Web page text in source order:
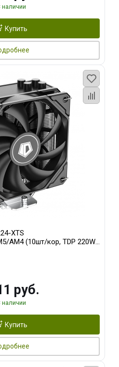
наличии
Купить
XTS
AM4 (10шт/кор, TDP 220W,
контакта, FAN 120mm)
руб.
наличии
Купить